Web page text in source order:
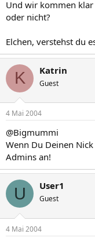
Und wir kommen klar
oder nicht?
Elchen, verstehst du
K Katrin
Guest
4 Mai 2004
@Bigmummi
Wenn Du Deinen
Admins an!
U User1
Guest
4 Mai 2004